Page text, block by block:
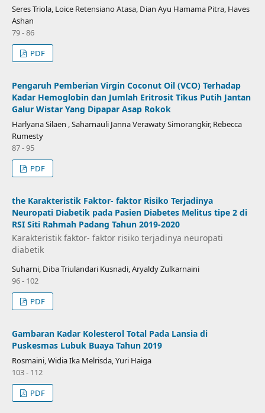
Seres Triola, Loice Retensiano Atasa, Dian Ayu Hamama Pitra, Haves
Ashan
79 - 86
PDF
Pengaruh Pemberian Virgin Coconut Oil (VCO) Terhadap
Kadar Hemoglobin dan Jumlah Eritrosit Tikus Putih Jantan
Galur Wistar Yang Dipapar Asap Rokok
Harlyana Silaen , Saharnauli Janna Verawaty Simorangkir, Rebecca
Rumesty
87 - 95
PDF
the Karakteristik Faktor- faktor Risiko Terjadinya
Neuropati Diabetik pada Pasien Diabetes Melitus tipe 2 di
RSI Siti Rahmah Padang Tahun 2019-2020
Karakteristik faktor- faktor risiko terjadinya neuropati
diabetik
Suharni, Diba Triulandari Kusnadi, Aryaldy Zulkarnaini
96 - 102
PDF
Gambaran Kadar Kolesterol Total Pada Lansia di
Puskesmas Lubuk Buaya Tahun 2019
Rosmaini, Widia Ika Melrisda, Yuri Haiga
103 - 112
PDF